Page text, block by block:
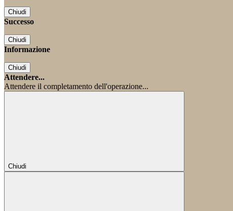
Chiudi
Successo
Chiudi
Informazione
Chiudi
Attendere...
Attendere il completamento dell'operazione...
Chiudi